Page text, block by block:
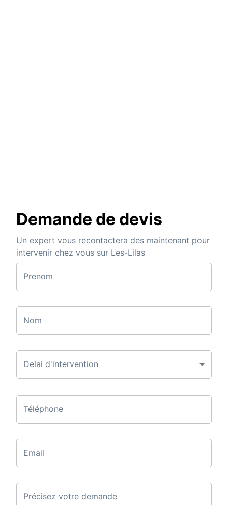
Demande de devis
Un expert vous recontactera des maintenant pour
intervenir chez vous sur Les-Lilas
Prenom
Nom
Delai d'intervention
Téléphone
Email
Précisez votre demande